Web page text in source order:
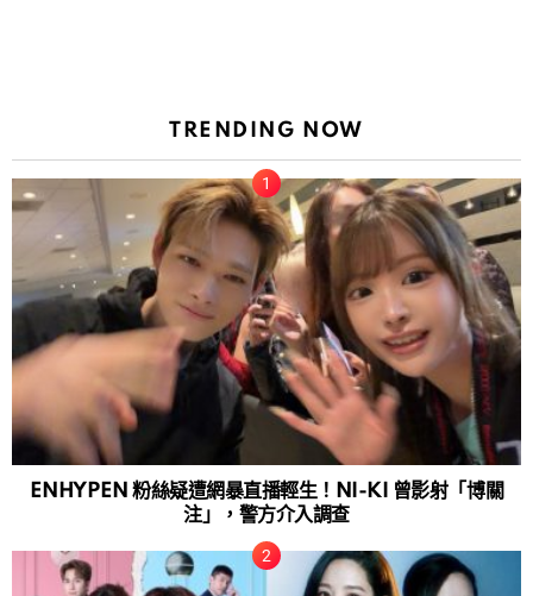
TRENDING NOW
ENHYPEN 粉絲疑遭網暴直播輕生！NI-KI 曾影射「博關
注」，警方介入調查